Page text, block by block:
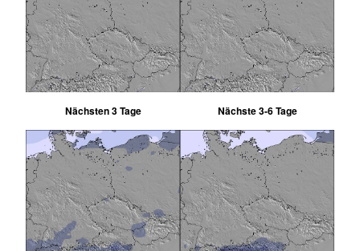
Nächsten 3 Tage Nächste 3-6 Tage